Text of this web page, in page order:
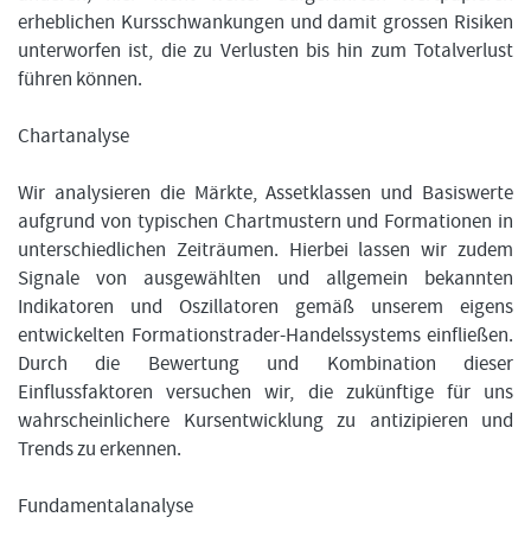
erheblichen Kursschwankungen und damit grossen Risiken
unterworfen ist, die zu Verlusten bis hin zum Totalverlust
führen können.
Chartanalyse
Wir analysieren die Märkte, Assetklassen und Basiswerte
aufgrund von typischen Chartmustern und Formationen in
unterschiedlichen Zeiträumen. Hierbei lassen wir zudem
Signale von ausgewählten und allgemein bekannten
Indikatoren und Oszillatoren gemäß unserem eigens
entwickelten Formationstrader-Handelssystems einfließen.
Durch die Bewertung und Kombination dieser
Einflussfaktoren versuchen wir, die zukünftige für uns
wahrscheinlichere Kursentwicklung zu antizipieren und
Trends zu erkennen.
Fundamentalanalyse